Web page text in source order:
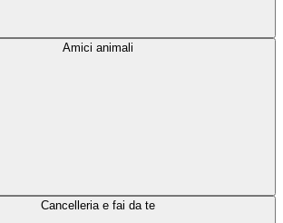
Amici animali
Cancelleria e fai da te